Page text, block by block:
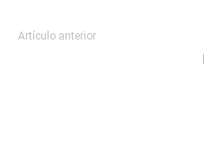
Artículo anterior